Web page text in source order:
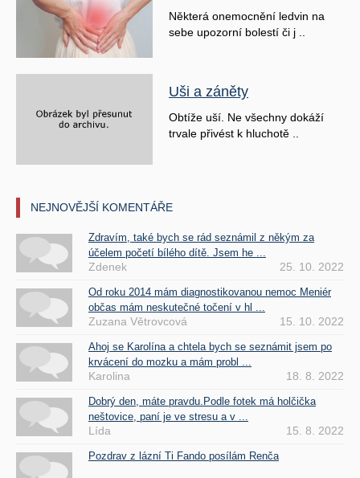
Některá onemocnění ledvin na
sebe upozorní bolestí či j ..
Uši a záněty
Obtíže uší. Ne všechny dokáží
trvale přivést k hluchotě ..
NEJNOVĚJŠÍ KOMENTÁŘE
Zdravím, také bych se rád seznámil z někým za
účelem početí bílého dítě. Jsem he ...
Zdenek 25. 10. 2022
Od roku 2014 mám diagnostikovanou nemoc Meniér
občas mám neskutečné točení v hl ...
Zuzana Větrovcová 15. 10. 2022
Ahoj se Karolína a chtela bych se seznámit jsem po
krvácení do mozku a mám probl ...
Karolina 18. 8. 2022
Dobrý den, máte pravdu.Podle fotek má holčička
neštovice, paní je ve stresu a v ...
Lída 15. 8. 2022
Pozdrav z lázní Ti Fando posílám Renča